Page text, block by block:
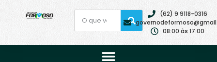
(62) 9 9118-0316
08:00 às 17:00